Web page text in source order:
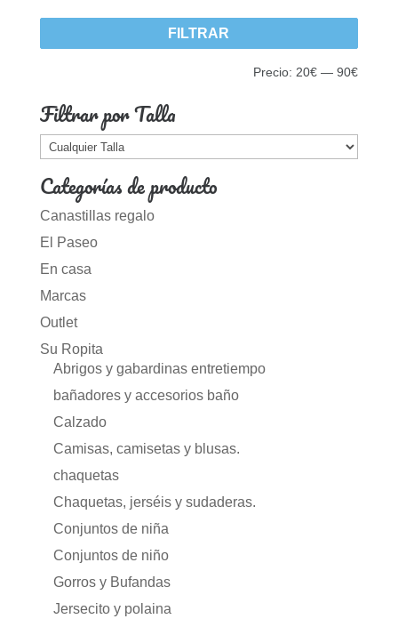
Precio
Precio
FILTRAR
Precio:20€ —90€
Filtrar por Talla
Categorías de producto
Canastillas regalo
El Paseo
En casa
Marcas
Outlet
Su Ropita
Abrigos y gabardinas entretiempo
bañadores y accesorios baño
Calzado
Camisas, camisetas y blusas.
chaquetas
Chaquetas, jerséis y sudaderas.
Conjuntos de niña
Conjuntos de niño
Gorros y Bufandas
Jersecito y polaina